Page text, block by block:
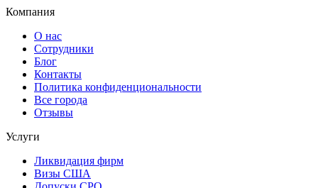
Компания
О нас
Сотрудники
Блог
Контакты
Политика конфиденциональности
Все города
Отзывы
Услуги
Ликвидация фирм
Визы США